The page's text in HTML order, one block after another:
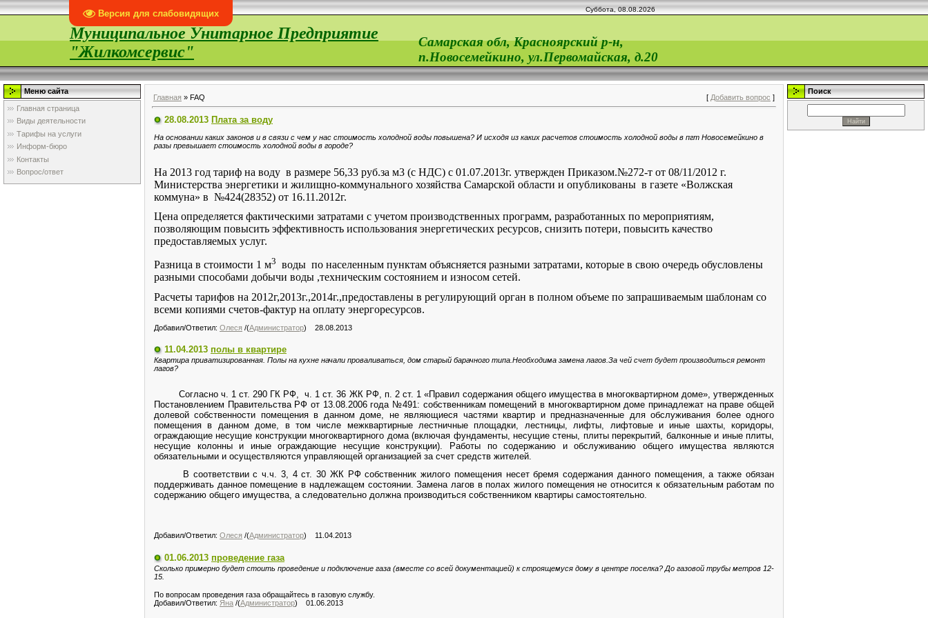
Версия для слабовидящих Суббота, 08.08.2026
Муниципальное Унитарное Предприятие
"Жилкомсервис"
Самарская обл, Красноярский р-н,
п.Новосемейкино, ул.Первомайская, д.20
Меню сайта
Главная страница
Виды деятельности
Тарифы на услуги
Информ-бюро
Контакты
Вопрос/ответ
Главная » FAQ [ Добавить вопрос ]
28.08.2013 Плата за воду
На основании каких законов и в связи с чем у нас стоимость холодной воды повышена? И исходя из каких расчетов стоимость холодной воды в пгт Новосемейкино в
разы превышает стоимость холодной воды в городе?
На 2013 год тариф на воду в размере 56,33 руб.за м3 (с НДС) с 01.07.2013г. утвержден Приказом.№272-т от 08/11/2012 г.
Министерства энергетики и жилищно-коммунального хозяйства Самарской области и опубликованы в газете «Волжская
коммуна» в №424(28352) от 16.11.2012г.
Цена определяется фактическими затратами с учетом производственных программ, разработанных по мероприятиям,
позволяющим повысить эффективность использования энергетических ресурсов, снизить потери, повысить качество
предоставляемых услуг.
Разница в стоимости 1 м3 воды по населенным пунктам объясняется разными затратами, которые в свою очередь обусловлены
разными способами добычи воды ,техническим состоянием и износом сетей.
Расчеты тарифов на 2012г,2013г.,2014г.,предоставлены в регулирующий орган в полном объеме по запрашиваемым шаблонам со
всеми копиями счетов-фактур на оплату энергоресурсов.
Добавил/Ответил: Олеся /(Администратор) 28.08.2013
11.04.2013 полы в квартире
Квартира приватизированная. Полы на кухне начали проваливаться, дом старый барачного типа.Необходима замена лагов.За чей счет будет производиться ремонт
лагов?
Согласно ч. 1 ст. 290 ГК РФ,
ч. 1 ст. 36 ЖК РФ, п. 2 ст. 1 «Правил содержания общего имущества в многоквартирном доме», утвержденных
Постановлением Правительства РФ от 13.08.2006 года №491: собственникам помещений в многоквартирном доме принадлежат на праве общей
долевой собственности помещения в данном доме, не являющиеся частями квартир и предназначенные для обслуживания более одного
помещения в данном доме, в том числе межквартирные лестничные площадки, лестницы, лифты, лифтовые и иные шахты, коридоры,
ограждающие несущие конструкции многоквартирного дома (включая фундаменты, несущие стены, плиты перекрытий, балконные и иные плиты,
несущие колонны и иные ограждающие несущие конструкции). Работы по содержанию и обслуживанию общего имущества являются
обязательными и осуществляются управляющей организацией за счет средств жителей.
В соответствии с ч.ч. 3, 4 ст. 30 ЖК РФ собственник жилого помещения несет бремя содержания данного помещения, а также обязан
поддерживать данное помещение в надлежащем состоянии. Замена лагов в полах жилого помещения не относится к обязательным работам по
содержанию общего имущества, а следовательно должна производиться собственником квартиры самостоятельно.
Добавил/Ответил: Олеся /(Администратор) 11.04.2013
01.06.2013 проведение газа
Сколько примерно будет стоить проведение и подключение газа (вместе со всей документацией) к строящемуся дому в центре поселка? До газовой трубы метров 12-
15.
По вопросам проведения газа обращайтесь в газовую службу.
Добавил/Ответил: Яна /(Администратор) 01.06.2013
Поиск